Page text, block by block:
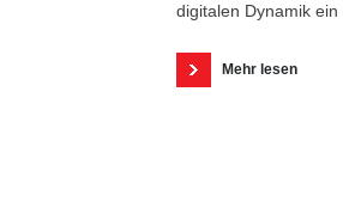
digitalen Dynamik ein
Mehr lesen